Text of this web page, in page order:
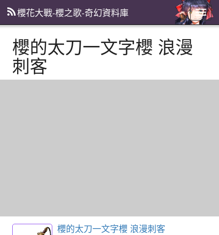
主
選
櫻花大戰-櫻之歌-奇幻資料庫
櫻的太刀一文字櫻 浪漫
刺客
櫻的太刀一文字櫻 浪漫刺客